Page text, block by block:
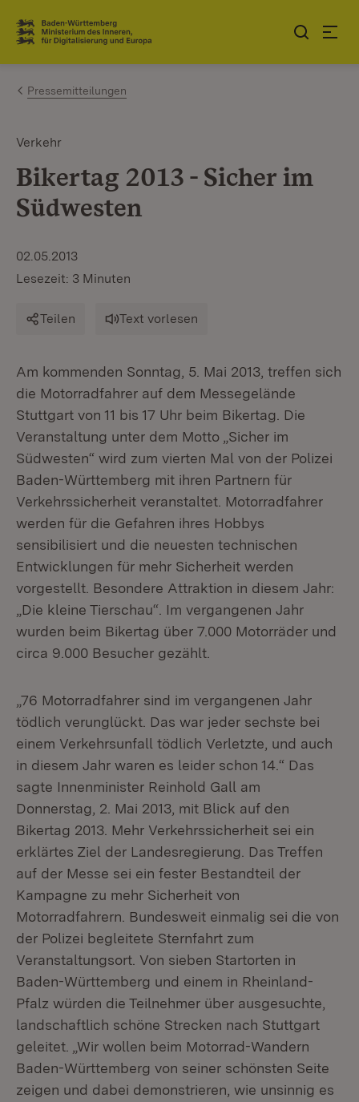
Zum Inhalt springen
Link zur Startseite
Pressemitteilungen
Verkehr
Bikertag 2013 - Sicher im
Südwesten
02.05.2013
Lesezeit: 3 Minuten
Teilen Text vorlesen
Am kommenden Sonntag, 5. Mai 2013, treffen sich
die Motorradfahrer auf dem Messegelände
Stuttgart von 11 bis 17 Uhr beim Bikertag. Die
Veranstaltung unter dem Motto „Sicher im
Südwesten“ wird zum vierten Mal von der Polizei
Baden-Württemberg mit ihren Partnern für
Verkehrssicherheit veranstaltet. Motorradfahrer
werden für die Gefahren ihres Hobbys
sensibilisiert und die neuesten technischen
Entwicklungen für mehr Sicherheit werden
vorgestellt. Besondere Attraktion in diesem Jahr:
„Die kleine Tierschau“. Im vergangenen Jahr
wurden beim Bikertag über 7.000 Motorräder und
circa 9.000 Besucher gezählt.
„76 Motorradfahrer sind im vergangenen Jahr
tödlich verunglückt. Das war jeder sechste bei
einem Verkehrsunfall tödlich Verletzte, und auch
in diesem Jahr waren es leider schon 14.“ Das
sagte Innenminister Reinhold Gall am
Donnerstag, 2. Mai 2013, mit Blick auf den
Bikertag 2013. Mehr Verkehrssicherheit sei ein
erklärtes Ziel der Landesregierung. Das Treffen
auf der Messe sei ein fester Bestandteil der
Kampagne zu mehr Sicherheit von
Motorradfahrern. Bundesweit einmalig sei die von
der Polizei begleitete Sternfahrt zum
Veranstaltungsort. Von sieben Startorten in
Baden-Württemberg und einem in Rheinland-
Pfalz würden die Teilnehmer über ausgesuchte,
landschaftlich schöne Strecken nach Stuttgart
geleitet. „Wir wollen beim Motorrad-Wandern
Baden-Württemberg von seiner schönsten Seite
zeigen und dabei demonstrieren, wie unsinnig es